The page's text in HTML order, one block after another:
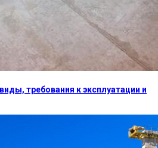
требования к эксплуатации и